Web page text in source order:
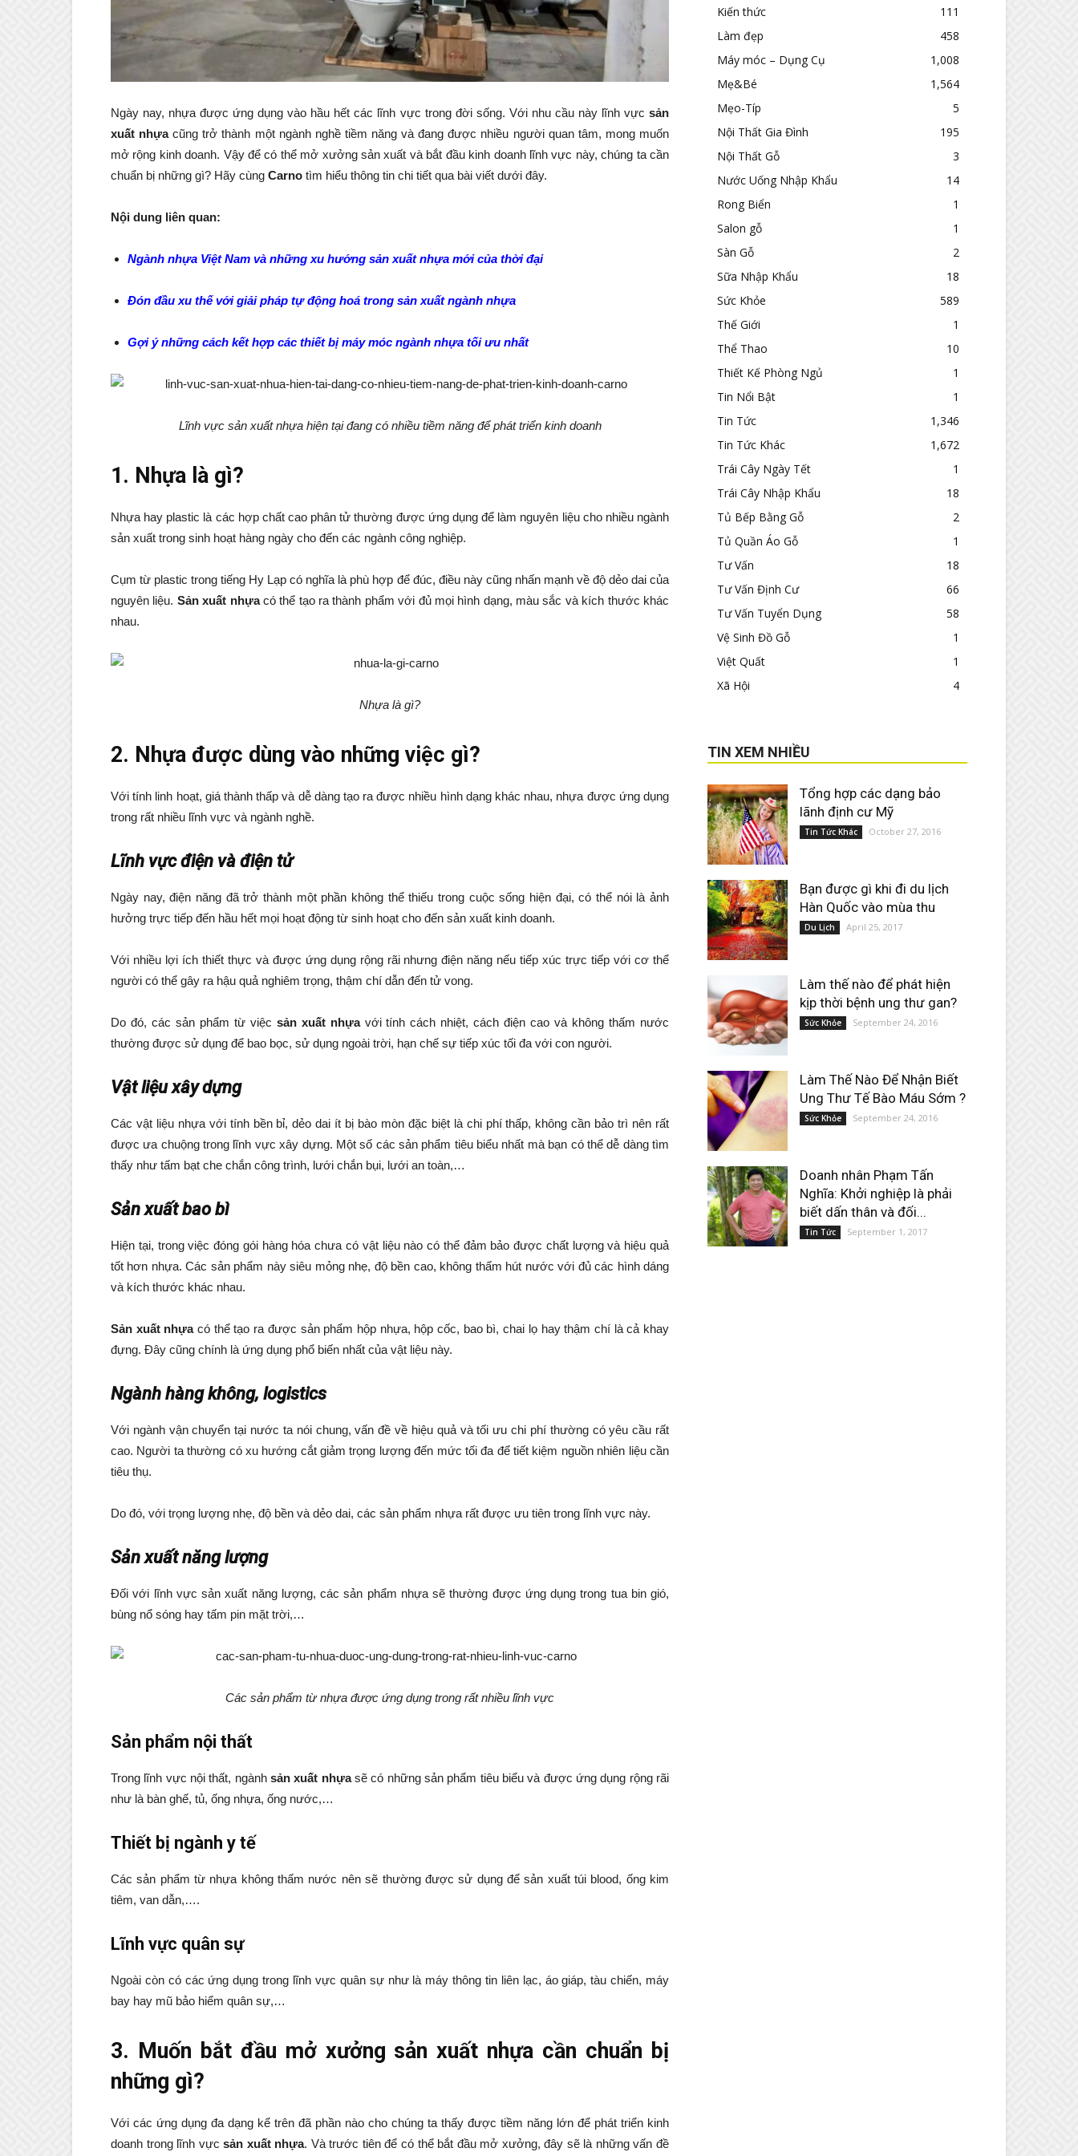
Ngày nay, nhựa được ứng dụng vào hầu hết các lĩnh vực trong đời sống. Với nhu cầu này lĩnh vực sản
xuất nhựacũng trở thành một ngành nghề tiềm năng và đang được nhiều người quan tâm, mong muốn
mở rộng kinh doanh. Vậy để có thể mở xưởng sản xuất và bắt đầu kinh doanh lĩnh vực này, chúng ta cần
chuẩn bị những gì? Hãy cùng Carno tìm hiểu thông tin chi tiết qua bài viết dưới đây.
Nội dung liên quan:
Ngành nhựa Việt Nam và những xu hướng sản xuất nhựa mới của thời đại
Đón đầu xu thế với giải pháp tự động hoá trong sản xuất ngành nhựa
Gợi ý những cách kết hợp các thiết bị máy móc ngành nhựa tối ưu nhất
Lĩnh vực sản xuất nhựa hiện tại đang có nhiều tiềm năng để phát triển kinh doanh
1. Nhựa là gì?
Nhựa hay plastic là các hợp chất cao phân tử thường được ứng dụng để làm nguyên liệu cho nhiều ngành
sản xuất trong sinh hoạt hàng ngày cho đến các ngành công nghiệp.
Cụm từ plastic trong tiếng Hy Lạp có nghĩa là phù hợp để đúc, điều này cũng nhấn mạnh về độ dẻo dai của
nguyên liệu. Sản xuất nhựacó thể tạo ra thành phẩm với đủ mọi hình dạng, màu sắc và kích thước khác
nhau.
Nhựa là gì?
2. Nhựa được dùng vào những việc gì?
Với tính linh hoạt, giá thành thấp và dễ dàng tạo ra được nhiều hình dạng khác nhau, nhựa được ứng dụng
trong rất nhiều lĩnh vực và ngành nghề.
Lĩnh vực điện và điện tử
Ngày nay, điện năng đã trở thành một phần không thể thiếu trong cuộc sống hiện đại, có thể nói là ảnh
hưởng trực tiếp đến hầu hết mọi hoạt động từ sinh hoạt cho đến sản xuất kinh doanh.
Với nhiều lợi ích thiết thực và được ứng dụng rộng rãi nhưng điện năng nếu tiếp xúc trực tiếp với cơ thể
người có thể gây ra hậu quả nghiêm trọng, thậm chí dẫn đến tử vong.
Do đó, các sản phẩm từ việc sản xuất nhựavới tính cách nhiệt, cách điện cao và không thấm nước
thường được sử dụng để bao bọc, sử dụng ngoài trời, hạn chế sự tiếp xúc tối đa với con người.
Vật liệu xây dựng
Các vật liệu nhựa với tính bền bỉ, dẻo dai ít bị bào mòn đặc biệt là chi phí thấp, không cần bảo trì nên rất
được ưa chuộng trong lĩnh vực xây dựng. Một số các sản phẩm tiêu biểu nhất mà bạn có thể dễ dàng tìm
thấy như tấm bạt che chắn công trình, lưới chắn bụi, lưới an toàn,…
Sản xuất bao bì
Hiện tại, trong việc đóng gói hàng hóa chưa có vật liệu nào có thể đảm bảo được chất lượng và hiệu quả
tốt hơn nhựa. Các sản phẩm này siêu mỏng nhẹ, độ bền cao, không thấm hút nước với đủ các hình dáng
và kích thước khác nhau.
Sản xuất nhựacó thể tạo ra được sản phẩm hộp nhựa, hộp cốc, bao bì, chai lọ hay thậm chí là cả khay
đựng. Đây cũng chính là ứng dụng phổ biến nhất của vật liệu này.
Ngành hàng không, logistics
Với ngành vận chuyển tại nước ta nói chung, vấn đề về hiệu quả và tối ưu chi phí thường có yêu cầu rất
cao. Người ta thường có xu hướng cắt giảm trọng lượng đến mức tối đa để tiết kiệm nguồn nhiên liệu cần
tiêu thụ.
Do đó, với trọng lượng nhẹ, độ bền và dẻo dai, các sản phẩm nhựa rất được ưu tiên trong lĩnh vực này.
Sản xuất năng lượng
Đối với lĩnh vực sản xuất năng lượng, các sản phẩm nhựa sẽ thường được ứng dụng trong tua bin gió,
bùng nổ sóng hay tấm pin mặt trời,…
Các sản phẩm từ nhựa được ứng dụng trong rất nhiều lĩnh vực
Sản phẩm nội thất
Trong lĩnh vực nội thất, ngành sản xuất nhựasẽ có những sản phẩm tiêu biểu và được ứng dụng rộng rãi
như là bàn ghế, tủ, ống nhựa, ống nước,…
Thiết bị ngành y tế
Các sản phẩm từ nhựa không thấm nước nên sẽ thường được sử dụng để sản xuất túi blood, ống kim
tiêm, van dẫn,….
Lĩnh vực quân sự
Ngoài còn có các ứng dụng trong lĩnh vực quân sự như là máy thông tin liên lạc, áo giáp, tàu chiến, máy
bay hay mũ bảo hiểm quân sự,…
3. Muốn bắt đầu mở xưởng sản xuất nhựa cần chuẩn bị
những gì?
Với các ứng dụng đa dạng kể trên đã phần nào cho chúng ta thấy được tiềm năng lớn để phát triển kinh
doanh trong lĩnh vựcsản xuất nhựa. Và trước tiên để có thể bắt đầu mở xưởng, đây sẽ là những vấn đề
Kiến thức
111
Làm đẹp
458
Máy móc – Dụng Cụ
1,008
Mẹ&Bé
1,564
Mẹo-Típ
5
Nội Thất Gia Đình
195
Nội Thất Gỗ
3
Nước Uống Nhập Khẩu
14
Rong Biển
1
Salon gỗ
1
Sàn Gỗ
2
Sữa Nhập Khẩu
18
Sức Khỏe
589
Thế Giới
1
Thể Thao
10
Thiết Kế Phòng Ngủ
1
Tin Nổi Bật
1
Tin Tức
1,346
Tin Tức Khác
1,672
Trái Cây Ngày Tết
1
Trái Cây Nhập Khẩu
18
Tủ Bếp Bằng Gỗ
2
Tủ Quần Áo Gỗ
1
Tư Vấn
18
Tư Vấn Định Cư
66
Tư Vấn Tuyển Dụng
58
Vệ Sinh Đồ Gỗ
1
Việt Quất
1
Xã Hội
4
TIN XEM NHIỀU
Tổng hợp các dạng bảo
lãnh định cư Mỹ
Tin Tức Khác October 27, 2016
Bạn được gì khi đi du lịch
Hàn Quốc vào mùa thu
Du Lịch April 25, 2017
Làm thế nào để phát hiện
kịp thời bệnh ung thư gan?
Sức Khỏe September 24, 2016
Làm Thế Nào Để Nhận Biết
Ung Thư Tế Bào Máu Sớm ?
Sức Khỏe September 24, 2016
Doanh nhân Phạm Tấn
Nghĩa: Khởi nghiệp là phải
biết dấn thân và đối...
Tin Tức September 1, 2017